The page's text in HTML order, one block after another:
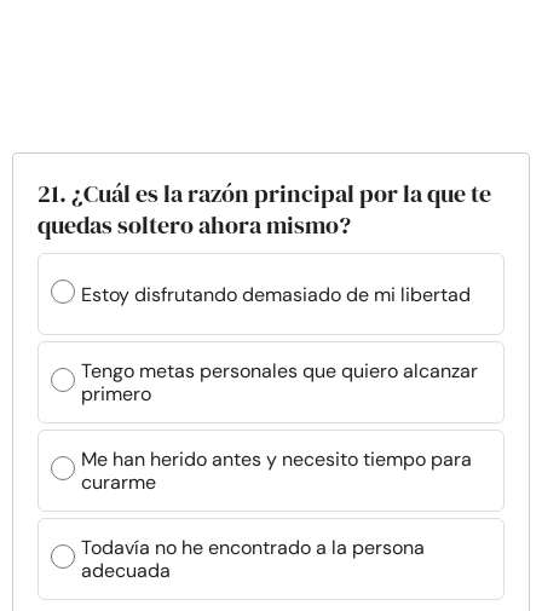
21. ¿Cuál es la razón principal por la que te
quedas soltero ahora mismo?
Estoy disfrutando demasiado de mi libertad
Tengo metas personales que quiero alcanzar
primero
Me han herido antes y necesito tiempo para
curarme
Todavía no he encontrado a la persona
adecuada